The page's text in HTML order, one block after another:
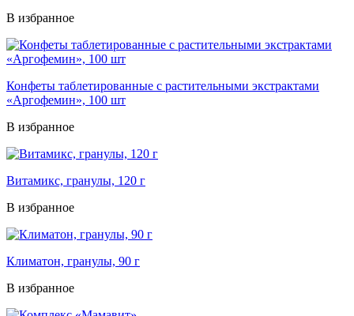
В избранное
Конфеты таблетированные с растительными экстрактами
«Аргофемин», 100 шт
В избранное
Витамикс, гранулы, 120 г
В избранное
Климатон, гранулы, 90 г
В избранное